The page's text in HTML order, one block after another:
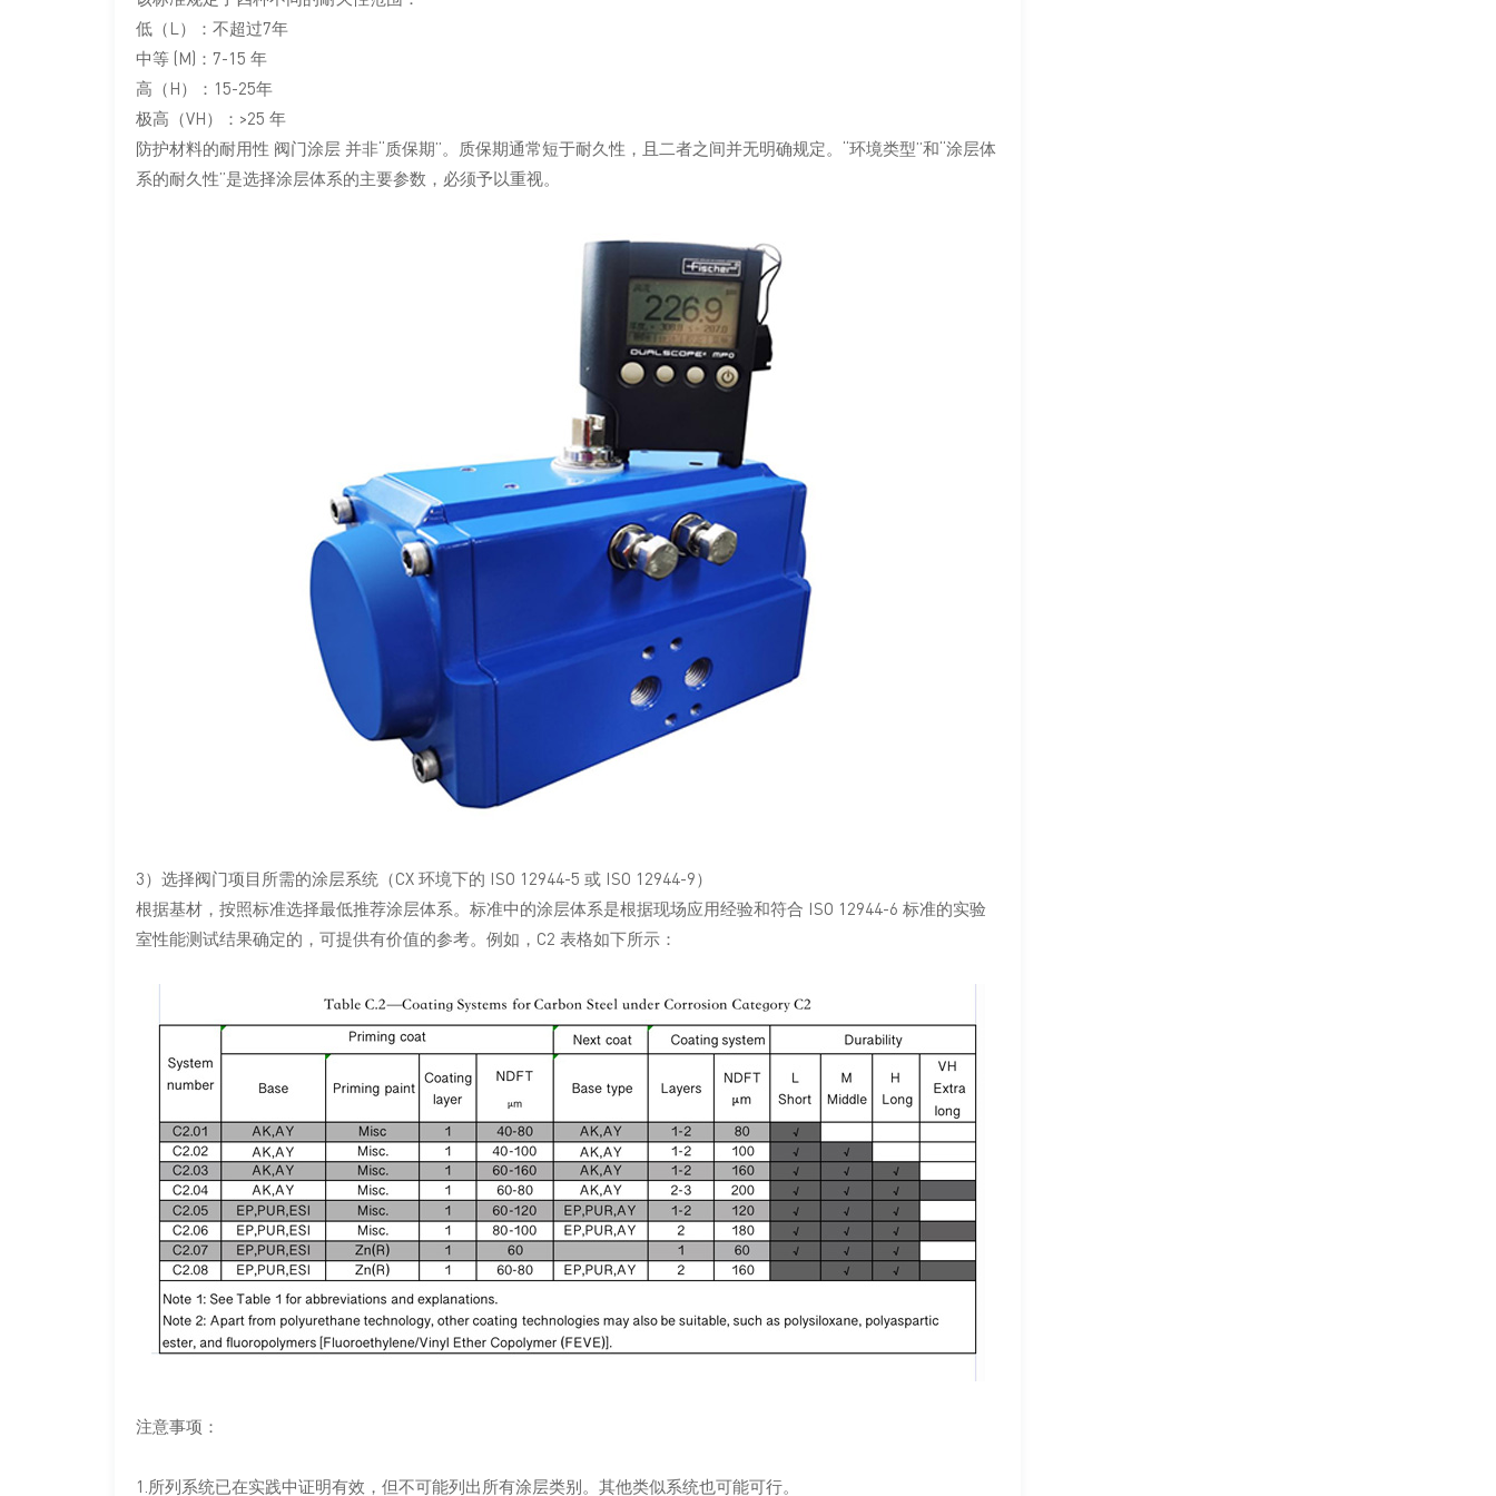
低（L）：不超过7年
中等 (M)：7-15 年
高（H）：15-25年
极高（VH）：>25 年
防护材料的耐用性 阀门涂层并非“质保期”。质保期通常短于耐久性，且二者之间并无明确规定。“环境类型”和“涂层体
系的耐久性”是选择涂层体系的主要参数，必须予以重视。
3）选择阀门项目所需的涂层系统（CX 环境下的 ISO 12944-5 或 ISO 12944-9）
根据基材，按照标准选择最低推荐涂层体系。标准中的涂层体系是根据现场应用经验和符合 ISO 12944-6 标准的实验
室性能测试结果确定的，可提供有价值的参考。例如，C2 表格如下所示：
注意事项：
1.所列系统已在实践中证明有效，但不可能列出所有涂层类别。其他类似系统也可能可行。